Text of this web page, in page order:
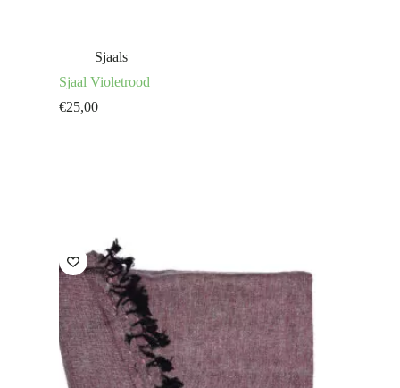
Sjaals
Sjaal Violetrood
€25,00